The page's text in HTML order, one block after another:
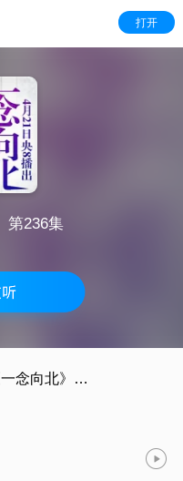
打开
第236集
一念路向北（电视剧《一念向北》原著小说）